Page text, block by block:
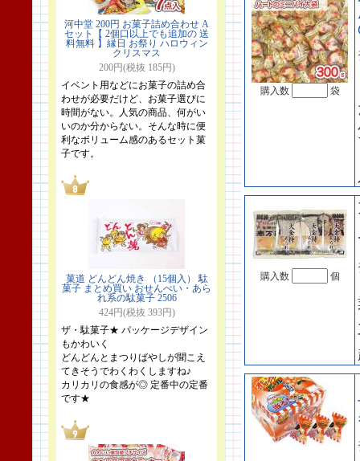
河中堂 200円 お菓子詰め合わせ A
セット【 2個口以上でも追加の 送
料無料 】縁日 お祭り ハロウィン
クリスマス
200円(税抜 185円)
イベント用などにお菓子の詰め合
わせが必要だけど、お菓子選びに
時間がない。人気の商品、何がい
いのか分からない。そんな時に便
利なボリューム感のあるセット菓
子です。
菓道 どんどん焼き （15個入） 駄
菓子 まとめ買い おせんべい・あら
れ系の駄菓子 2506
424円(税抜 393円)
ザ・駄菓子★ パッケージデザイン
もかわいく
どんどんとまつりばやしが聞こえ
てきそうでわくわくしますね♪
カリカリの食感が◎ 定番中の定番
です★
購入数 袋
購入数 個